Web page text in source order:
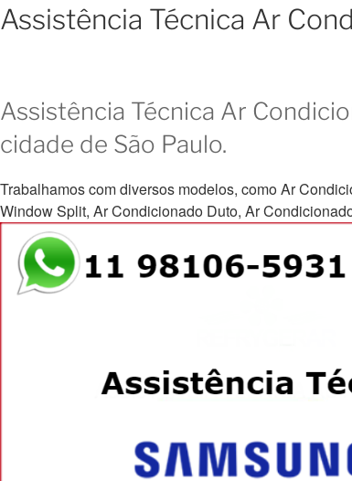
Assistência Técnica Ar
Assistência Técnica Ar
cidade de São Paulo.
Trabalhamos com diversos modelos, como Ar
Window Split, Ar Condicionado Duto, Ar